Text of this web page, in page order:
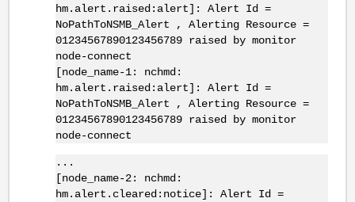
hm.alert.raised:alert]: Alert Id =
NoPathToNSMB_Alert , Alerting Resource =
01234567890123456789 raised by monitor
node-connect
[node_name-1: nchmd:
hm.alert.raised:alert]: Alert Id =
NoPathToNSMB_Alert , Alerting Resource =
01234567890123456789 raised by monitor
node-connect
...
[node_name-2: nchmd:
hm.alert.cleared:notice]: Alert Id =